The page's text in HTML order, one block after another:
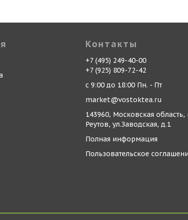
Контакты
+7 (495) 249-40-00
+7 (925) 809-72-42
с 9:00 до 18:00 Пн. - Пт
market@vostoktea.ru
143960, Московская область,
Реутов, ул.Заводская, д.1
Полная информация
Пользовательское